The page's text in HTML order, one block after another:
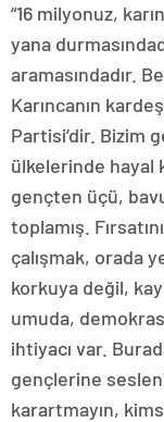
“16 milyonuz,
yana
aramasındadır.
Karıncanın
Partisi’dir. Bizim
ülkelerinde hayal
gençten üçü,
toplamış.
çalışmak, orada
korkuya değil,
umuda,
ihtiyacı var.
gençlerine
karartmayın,